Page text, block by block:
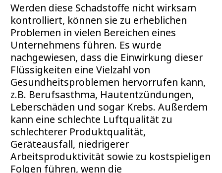
Werden diese Schadstoffe nicht wirksam
kontrolliert, können sie zu erheblichen
Problemen in vielen Bereichen eines
Unternehmens führen. Es wurde
nachgewiesen, dass die Einwirkung dieser
Flüssigkeiten eine Vielzahl von
Gesundheitsproblemen hervorrufen kann,
z.B. Berufsasthma, Hautentzündungen,
Leberschäden und sogar Krebs. Außerdem
kann eine schlechte Luftqualität zu
schlechterer Produktqualität,
Geräteausfall, niedrigerer
Arbeitsproduktivität sowie zu kostspieligen
Folgen führen, wenn die